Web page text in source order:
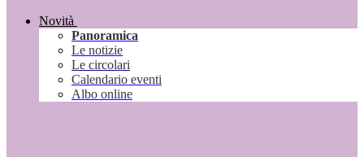
Novità
Panoramica
Le notizie
Le circolari
Calendario eventi
Albo online